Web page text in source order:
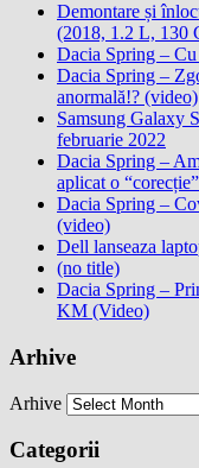
Demontare și
(2018, 1.2 L, 130
Dacia Spring –
Dacia Spring –
anormală!? (video)
Samsung Galaxy
februarie 2022
Dacia Spring –
aplicat o
Dacia Spring –
(video)
Dell lanseaza
(no title)
Dacia Spring –
KM (Video)
Arhive
Arhive
Categorii